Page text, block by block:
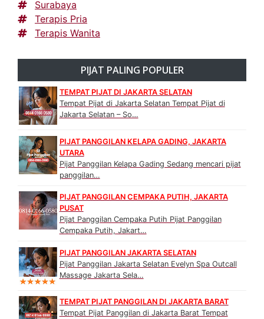
Surabaya
Terapis Pria
Terapis Wanita
PIJAT PALING POPULER
TEMPAT PIJAT DI JAKARTA SELATAN
Tempat Pijat di Jakarta Selatan Tempat Pijat di
Jakarta Selatan – So…
PIJAT PANGGILAN KELAPA GADING, JAKARTA
UTARA
Pijat Panggilan Kelapa Gading Sedang mencari pijat
panggilan…
PIJAT PANGGILAN CEMPAKA PUTIH, JAKARTA
PUSAT
Pijat Panggilan Cempaka Putih Pijat Panggilan
Cempaka Putih, Jakart…
PIJAT PANGGILAN JAKARTA SELATAN
Pijat Panggilan Jakarta Selatan Evelyn Spa Outcall
Massage Jakarta Sela…
TEMPAT PIJAT PANGGILAN DI JAKARTA BARAT
Tempat Pijat Panggilan di Jakarta Barat Tempat